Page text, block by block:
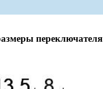
переключателя